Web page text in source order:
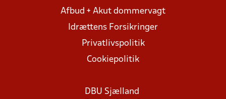
Afbud + Akut dommervagt
Idrættens Forsikringer
Privatlivspolitik
Cookiepolitik
DBU Sjælland